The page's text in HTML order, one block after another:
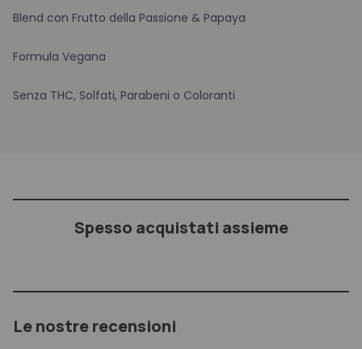
Blend con Frutto della Passione & Papaya
Formula Vegana
Senza THC, Solfati, Parabeni o Coloranti
Spesso acquistati assieme
Le nostre recensioni